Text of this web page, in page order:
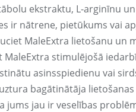
ekstraktu, L-arginīnu
ir nātrene, pietūkums vai
MaleExtra lietošanu un
MaleExtra stimulējošā
asinsspiedienu vai
bagātinātāja
jums jau ir veselības